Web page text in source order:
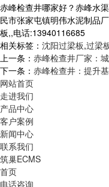
赤峰检查井哪家好？赤峰水
民市张家屯镇明伟水泥制品
板,,电话:13940116685
相关标签： 沈阳过梁板,过梁
上一条： 赤峰检查井厂家：
下一条： 赤峰检查井：提升
网站首页
走进我们
产品中心
客户案例
新闻中心
联系我们
筑巢ECMS
首页
电话咨询